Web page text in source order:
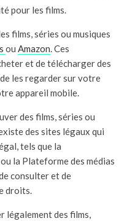
pour les films.
films, séries ou musiques
ou Amazon. Ces
et de télécharger des
les regarder sur votre
appareil mobile.
des films, séries ou
des sites légaux qui
tels que la
la Plateforme des médias
consulter et de
droits.
légalement des films,